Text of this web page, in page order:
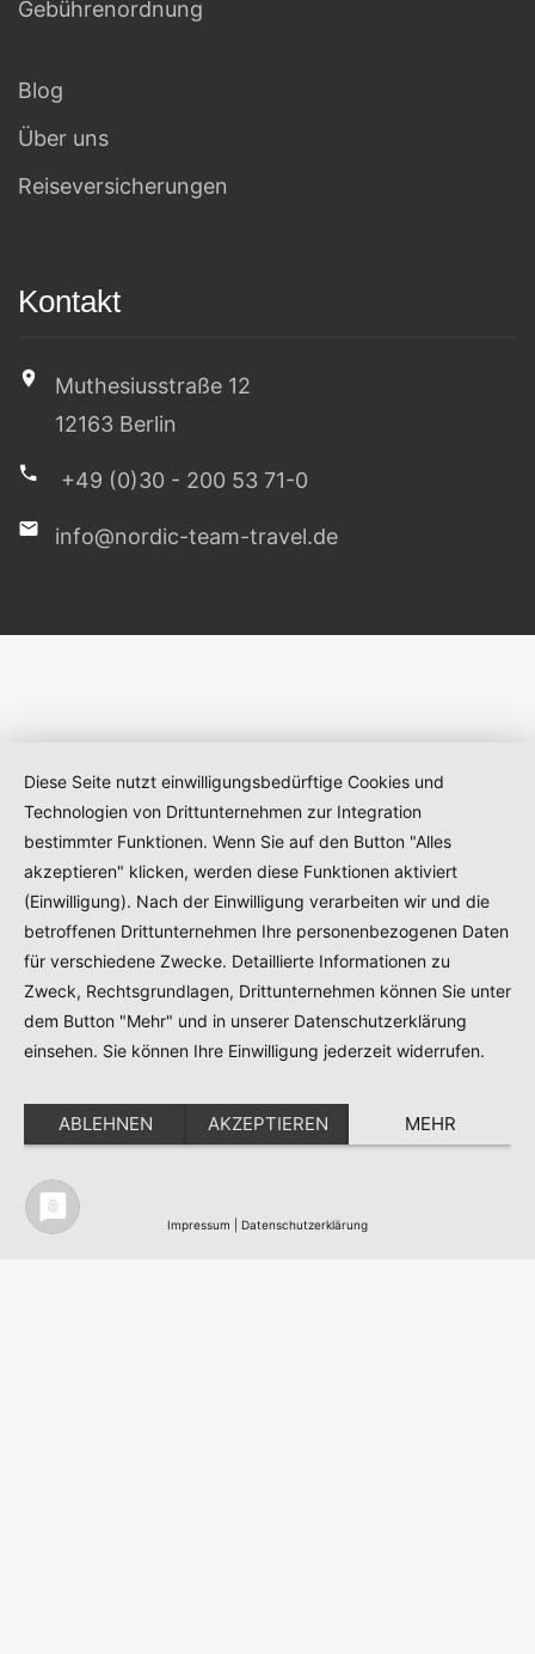
Gebührenordnung
Blog
Über uns
Reiseversicherungen
Kontakt
Muthesiusstraße 12
12163 Berlin
+49 (0)30 - 200 53 71-0
info@nordic-team-travel.de
Diese Seite nutzt einwilligungsbedürftige Cookies und
Technologien von Drittunternehmen zur Integration
bestimmter Funktionen. Wenn Sie auf den Button "Alles
akzeptieren" klicken, werden diese Funktionen aktiviert
(Einwilligung). Nach der Einwilligung verarbeiten wir und die
betroffenen Drittunternehmen Ihre personenbezogenen Daten
für verschiedene Zwecke. Detaillierte Informationen zu
Zweck, Rechtsgrundlagen, Drittunternehmen können Sie unter
dem Button "Mehr" und in unserer Datenschutzerklärung
einsehen. Sie können Ihre Einwilligung jederzeit widerrufen.
ABLEHNEN AKZEPTIEREN MEHR
Impressum Datenschutzerklärung